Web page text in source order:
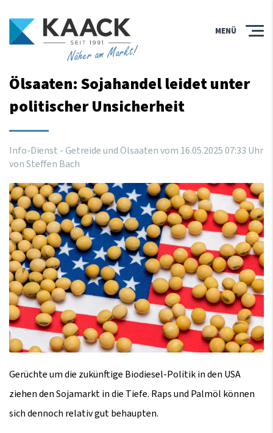
Näher am Markt!
MENÜ
Ölsaaten: Sojahandel leidet unter
politischer Unsicherheit
Info-Dienst - Getreide und Ölsaaten vom 16.05.202507:33 Uhr
von Steffen Bach
Gerüchte um die zukünftige Biodiesel-Politik in den USA
ziehen den Sojamarkt in die Tiefe. Raps und Palmöl können
sich dennoch relativ gut behaupten.